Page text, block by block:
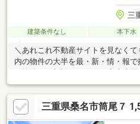
三
建築条件なし 本下水
＼あれこれ不動産サイトを見なく
内の物件の大半を最・新・情・報で
交通バス「野田五丁目」停まで徒
◆解体更地渡しのためお土地にか
坪の広めの整形地※写真をクリック
ます。＝＝＝＝＝＝＝＝＝＝＝＝
三重県桑名市筒尾７